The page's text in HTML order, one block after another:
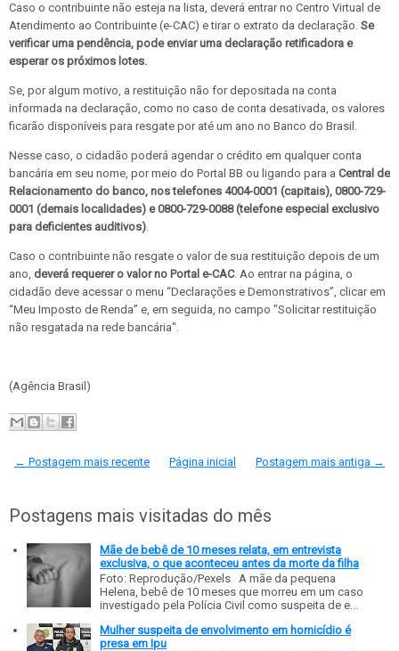
Caso o contribuinte não esteja na lista, deverá entrar no Centro Virtual de
Atendimento ao Contribuinte (e-CAC) e tirar o extrato da declaração. Se
verificar uma pendência, pode enviar uma declaração retificadora e
esperar os próximos lotes.
Se, por algum motivo, a restituição não for depositada na conta
informada na declaração, como no caso de conta desativada, os valores
ficarão disponíveis para resgate por até um ano no Banco do Brasil.
Nesse caso, o cidadão poderá agendar o crédito em qualquer conta
bancária em seu nome, por meio do Portal BB ou ligando para a Central de
Relacionamento do banco, nos telefones 4004-0001 (capitais), 0800-729-
0001 (demais localidades) e 0800-729-0088 (telefone especial exclusivo
para deficientes auditivos).
Caso o contribuinte não resgate o valor de sua restituição depois de um
ano, deverá requerer o valor no Portal e-CAC. Ao entrar na página, o
cidadão deve acessar o menu “Declarações e Demonstrativos”, clicar em
“Meu Imposto de Renda” e, em seguida, no campo "Solicitar restituição
não resgatada na rede bancária".
(Agência Brasil)
← Postagem mais recente Postagem mais antiga →
Página inicial
Postagens mais visitadas do mês
Mãe de bebê de 10 meses relata, em entrevista
exclusiva, o que aconteceu antes da morte da filha
Foto: Reprodução/Pexels A mãe da pequena
Helena, bebê de 10 meses que morreu em um caso
investigado pela Polícia Civil como suspeita de e...
Mulher suspeita de envolvimento em homicídio é
presa em Ipu